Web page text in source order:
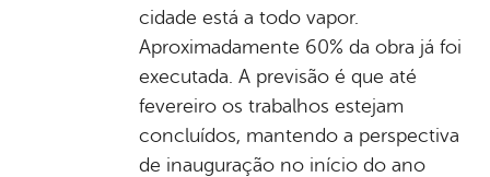
cidade está a todo vapor.
Aproximadamente 60% da obra já foi
executada. A previsão é que até
fevereiro os trabalhos estejam
concluídos, mantendo a perspectiva
de inauguração no início do ano